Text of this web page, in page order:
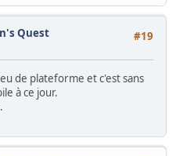
#19
Quest
de plateforme et c'est sans
à ce jour.